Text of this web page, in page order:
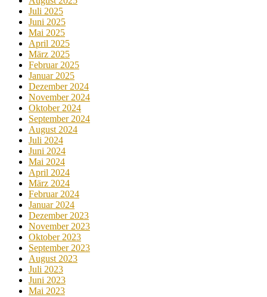
Juli 2025
Juni 2025
Mai 2025
April 2025
März 2025
Februar 2025
Januar 2025
Dezember 2024
November 2024
Oktober 2024
September 2024
August 2024
Juli 2024
Juni 2024
Mai 2024
April 2024
März 2024
Februar 2024
Januar 2024
Dezember 2023
November 2023
Oktober 2023
September 2023
August 2023
Juli 2023
Juni 2023
Mai 2023